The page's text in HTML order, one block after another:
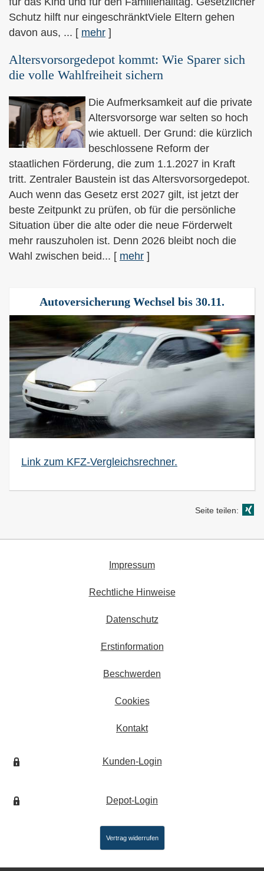
Schutz hilft nur eingeschränktViele Eltern gehen
davon aus, ... [ mehr ]
Alters­vorsorge­depot kommt: Wie Sparer sich
die volle Wahlfreiheit sichern
Die Aufmerksamkeit auf die private
Alters­vorsorge war selten so hoch
wie aktuell. Der Grund: die kürzlich
beschlossene Reform der
staatlichen Förderung, die zum 1.1.2027 in Kraft
tritt. Zentraler Baustein ist das Alters­vorsorgedepot.
Auch wenn das Gesetz erst 2027 gilt, ist jetzt der
beste Zeitpunkt zu prüfen, ob für die persönliche
Situation über die alte oder die neue Förderwelt
mehr rauszuholen ist. Denn 2026 bleibt noch die
Wahl zwischen beid... [ mehr ]
Auto­ver­si­che­rung Wechsel bis 30.11.
Link zum KFZ-Vergleichsrechner.
Seite teilen:
Impressum
Rechtliche Hinweise
Datenschutz
Erstinformation
Beschwerden
Cookies
Kontakt
Kunden-Login
Depot-Login
Vertrag widerrufen